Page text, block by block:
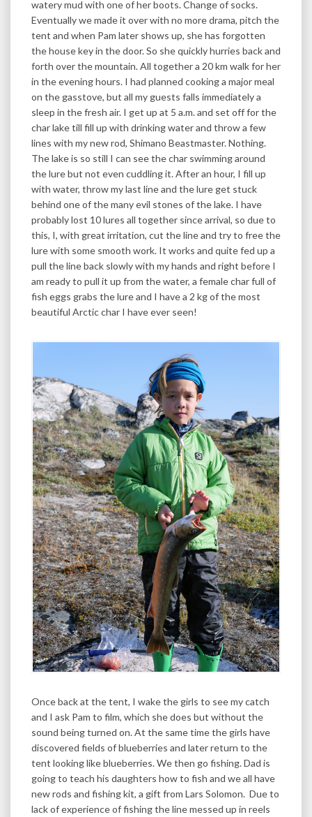
watery mud with one of her boots. Change of socks.
Eventually we made it over with no more drama, pitch the
tent and when Pam later shows up, she has forgotten
the house key in the door. So she quickly hurries back and
forth over the mountain. All together a 20 km walk for her
in the evening hours. I had planned cooking a major meal
on the gasstove, but all my guests falls immediately a
sleep in the fresh air. I get up at 5 a.m. and set off for the
char lake till fill up with drinking water and throw a few
lines with my new rod, Shimano Beastmaster. Nothing.
The lake is so still I can see the char swimming around
the lure but not even cuddling it. After an hour, I fill up
with water, throw my last line and the lure get stuck
behind one of the many evil stones of the lake. I have
probably lost 10 lures all together since arrival, so due to
this, I, with great irritation, cut the line and try to free the
lure with some smooth work. It works and quite fed up a
pull the line back slowly with my hands and right before I
am ready to pull it up from the water, a female char full of
fish eggs grabs the lure and I have a 2 kg of the most
beautiful Arctic char I have ever seen!
Once back at the tent, I wake the girls to see my catch
and I ask Pam to film, which she does but without the
sound being turned on. At the same time the girls have
discovered fields of blueberries and later return to the
tent looking like blueberries. We then go fishing. Dad is
going to teach his daughters how to fish and we all have
new rods and fishing kit, a gift from Lars Solomon. Due to
lack of experience of fishing the line messed up in reels